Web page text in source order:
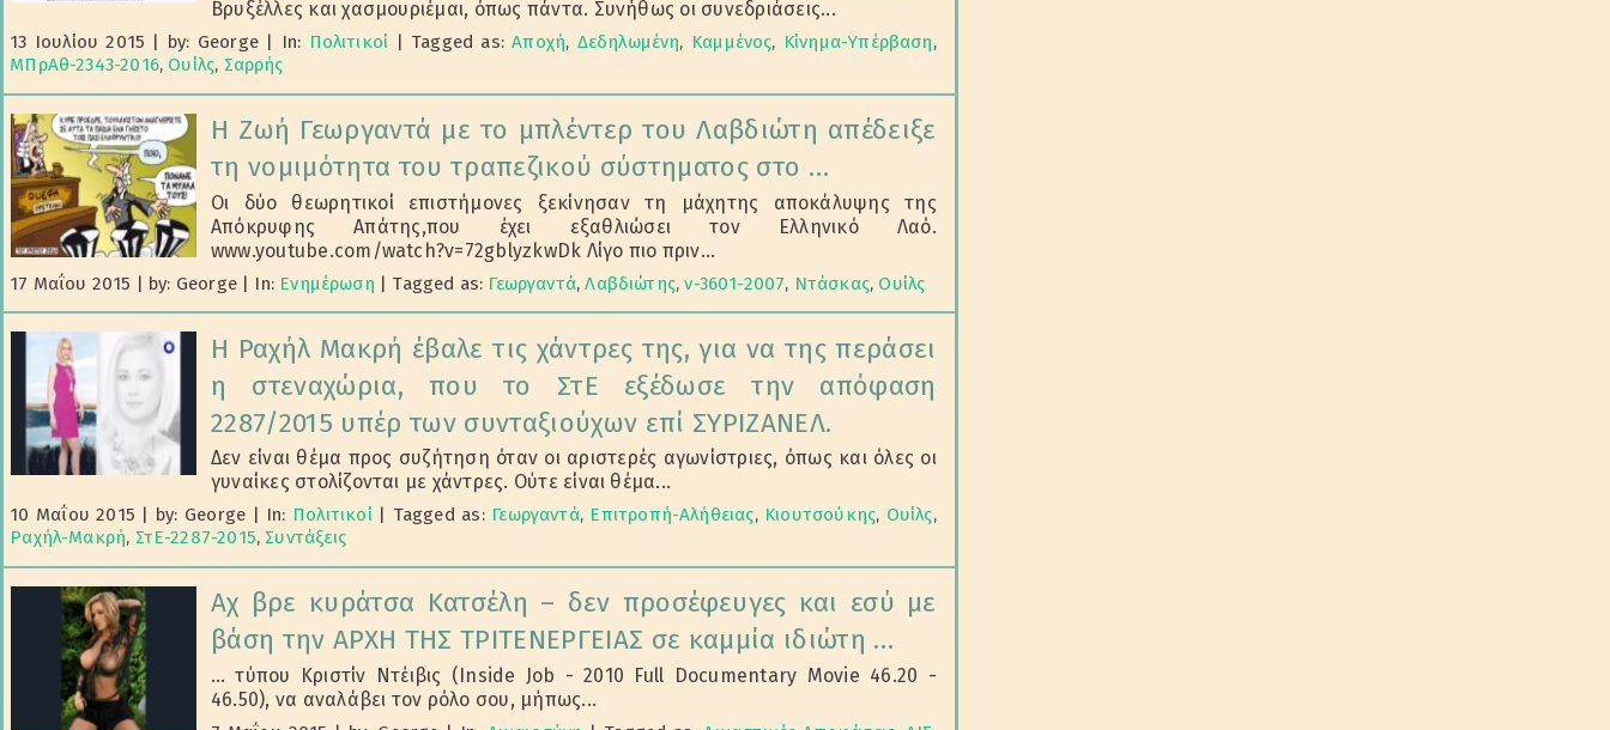
Βρυξέλλες και χασμουριέμαι, όπως πάντα. Συνήθως οι συνεδριάσεις...
13 Ιουλίου 2015 | by: George| In: Πολιτικοί | Tagged as:Αποχή, Δεδηλωμένη, Καμμένος, Κίνημα-Υπέρβαση,
ΜΠρΑθ-2343-2016, Ουίλς, Σαρρής
Η Ζωή Γεωργαντά με το μπλέντερ του Λαβδιώτη απέδειξε
τη νομιμότητα του τραπεζικού σύστηματος στο …
Οι δύο θεωρητικοί επιστήμονες ξεκίνησαν τη μάχητης αποκάλυψης της
Απόκρυφης Απάτης,που έχει εξαθλιώσει τον Ελληνικό Λαό.
www.youtube.com/watch?v=72gblyzkwDk Λίγο πιο πριν...
17 Μαΐου 2015 | by: George| In: Ενημέρωση | Tagged as: Γεωργαντά,Λαβδιώτης,ν-3601-2007, Ντάσκας, Ουίλς
Η Ραχήλ Μακρή έβαλε τις χάντρες της, για να της περάσει
η στεναχώρια, που το ΣτΕ εξέδωσε την απόφαση
2287/2015 υπέρ των συνταξιούχων επί ΣΥΡΙΖΑΝΕΛ.
Δεν είναι θέμα προς συζήτηση όταν οι αριστερές αγωνίστριες, όπως και όλες οι
γυναίκες στολίζονται με χάντρες. Ούτε είναι θέμα...
10 Μαΐου 2015 | by: George | In: Πολιτικοί | Tagged as: Γεωργαντά, Επιτροπή-Αλήθειας, Κιουτσούκης, Ουίλς,
Ραχήλ-Μακρή, ΣτΕ-2287-2015, Συντάξεις
Αχ βρε κυράτσα Κατσέλη – δεν προσέφευγες και εσύ με
βάση την ΑΡΧΗ ΤΗΣ ΤΡΙΤΕΝΕΡΓΕΙΑΣ σε καμμία ιδιώτη …
… τύπου Κριστίν Ντέιβις (Inside Job - 2010 Full Documentary Movie 46.20 -
46.50), να αναλάβει τον ρόλο σου, μήπως...